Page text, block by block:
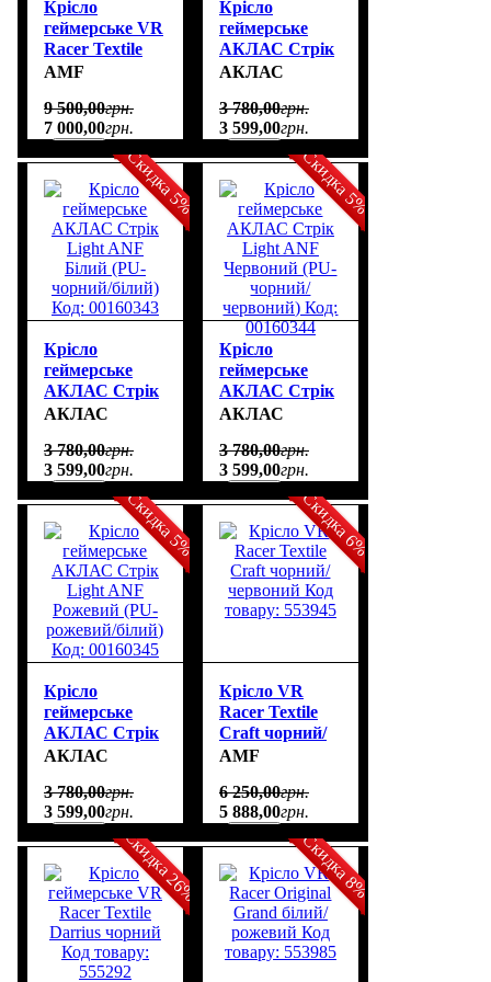
Крісло
геймерське VR
Racer Textile
Darrius сірий
555571
AMF
9 500,00грн.
7 000,00грн.
Крісло
геймерське
АКЛАС Стрік
Light ANF
чорний/
салатовий)
АКЛАС
3 780,00грн.
3 599,00грн.
Скидка 5%
Крісло
геймерське
АКЛАС Стрік
Light ANF
чорний/білий)
Код: 00160343
АКЛАС
3 780,00грн.
3 599,00грн.
Скидка 5%
Крісло
геймерське
АКЛАС Стрік
Light ANF
чорний/
червоний) Код:
00160344
АКЛАС
3 780,00грн.
3 599,00грн.
Скидка 5%
Крісло
геймерське
АКЛАС Стрік
Light ANF
рожевий/білий)
Код: 00160345
АКЛАС
3 780,00грн.
3 599,00грн.
Скидка 6%
Крісло VR
Racer Textile
Craft чорний/
червоний Код
AMF
6 250,00грн.
5 888,00грн.
Скидка 26% Скидка 8%